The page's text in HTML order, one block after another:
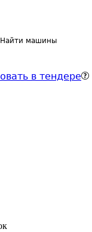
Найти машины
в тендере